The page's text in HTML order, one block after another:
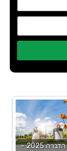
מחירון הדברה 2025 –